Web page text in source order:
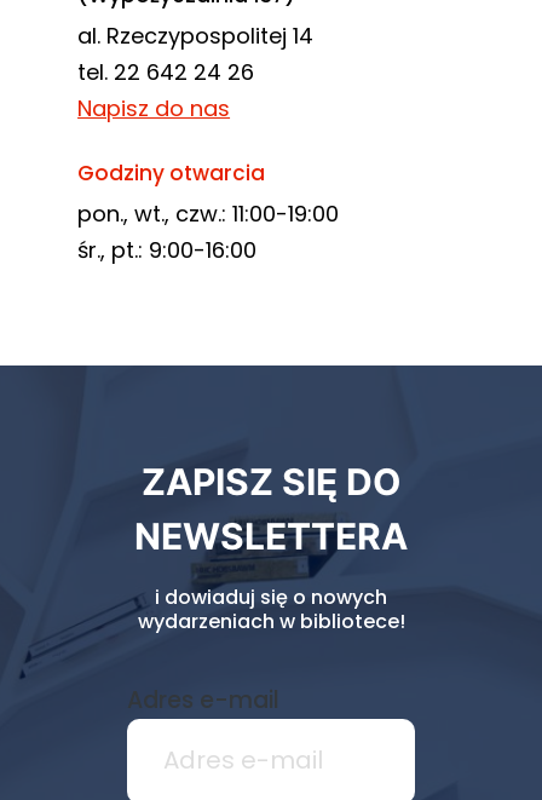
al. Rzeczypospolitej 14
tel. 22 642 24 26
Napisz do nas
Godziny otwarcia
pon., wt., czw.: 11:00-19:00
śr., pt.: 9:00-16:00
biblioteki
ZAPISZ SIĘ DO
NEWSLETTERA
i dowiaduj się o nowych
wydarzeniach w bibliotece!
Adres e-mail